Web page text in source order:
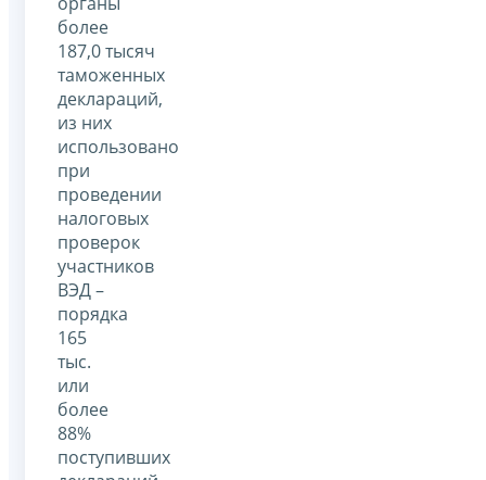
более
187,0 тысяч
таможенных
деклараций,
из них
использовано
при
проведении
налоговых
проверок
участников
ВЭД –
порядка
165
тыс.
или
более
88%
поступивших